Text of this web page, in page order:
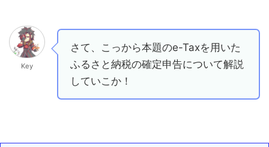
Key
さて、こっから本題のe-Taxを用いた
ふるさと納税の確定申告について解説
していこか！